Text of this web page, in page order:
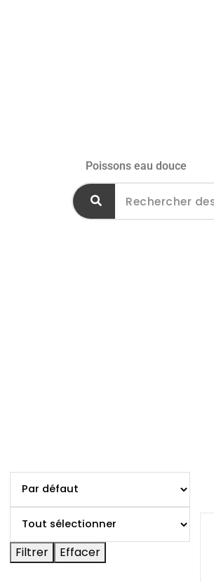
Poissons eau douce
Filtrer Effacer